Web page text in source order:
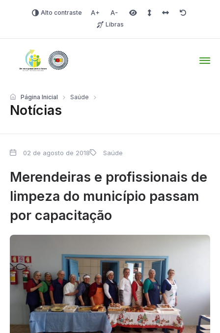
Alto contraste Aumentar fonte
Diminuir fonteÁrea selecionada
Espaçamento de linha
Espaço dos
Redefinir
Libras
Notícias
Página Inicial Saúde
02 de agosto de 2018 Saúde
Merendeiras e profissionais de
limpeza do município passam
por capacitação